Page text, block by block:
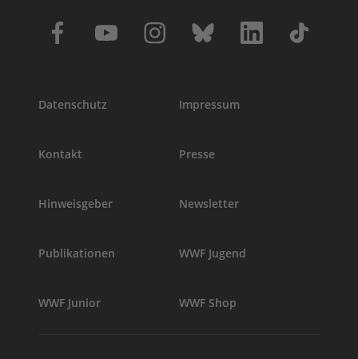
Datenschutz Impressum
Kontakt Presse
Hinweisgeber Newsletter
Publikationen WWF Jugend
WWF Junior WWF Shop